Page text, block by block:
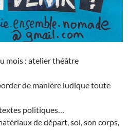
mois : atelier théâtre
de manière ludique toute
politiques…
de départ, soi, son corps,